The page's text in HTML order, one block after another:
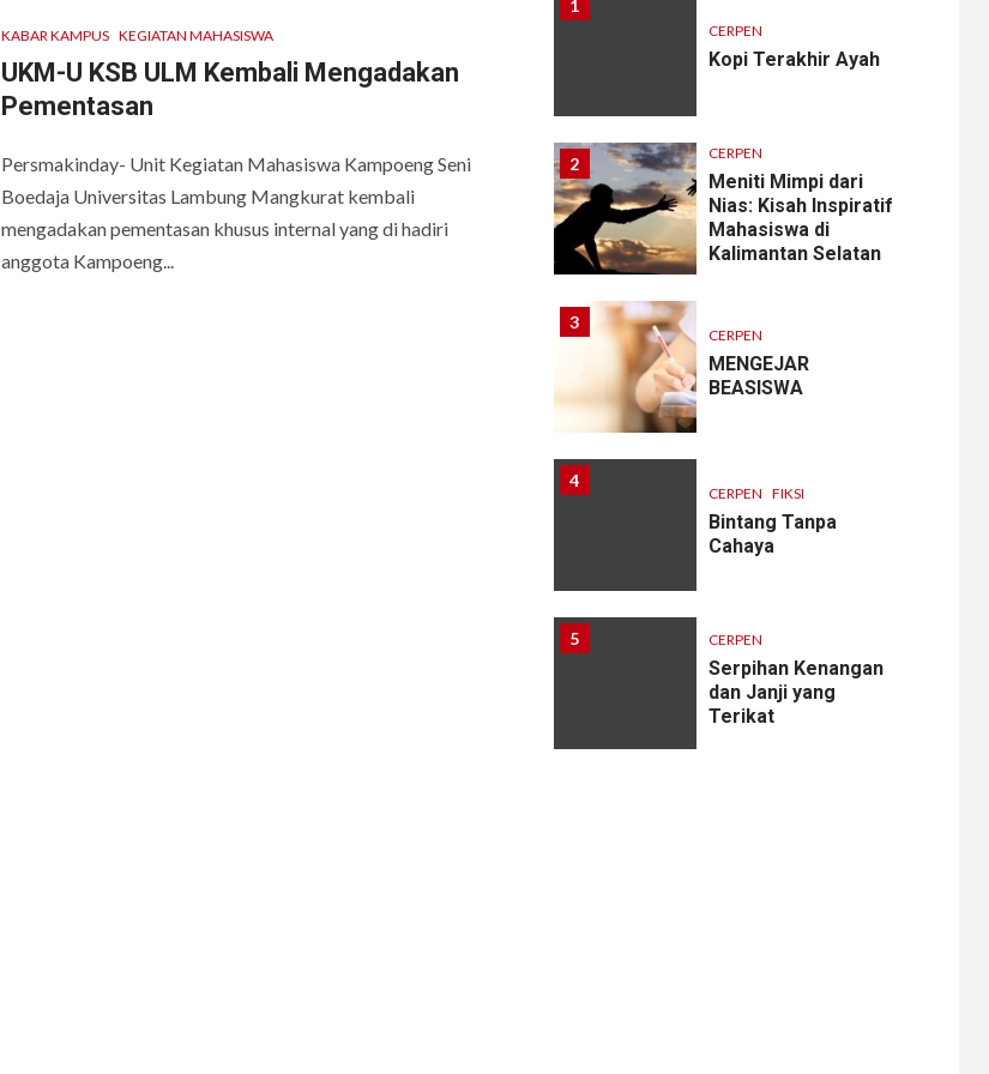
KABAR KAMPUS KEGIATAN MAHASISWA
UKM-U KSB ULM Kembali Mengadakan
Pementasan
Persmakinday- Unit Kegiatan Mahasiswa Kampoeng Seni
Boedaja Universitas Lambung Mangkurat kembali
mengadakan pementasan khusus internal yang di hadiri
anggota Kampoeng...
1
CERPEN
Kopi Terakhir Ayah
2 CERPEN
Meniti Mimpi dari
Nias: Kisah Inspiratif
Mahasiswa di
Kalimantan Selatan
3
CERPEN
MENGEJAR
BEASISWA
4
CERPEN FIKSI
Bintang Tanpa
Cahaya
5 CERPEN
Serpihan Kenangan
dan Janji yang
Terikat